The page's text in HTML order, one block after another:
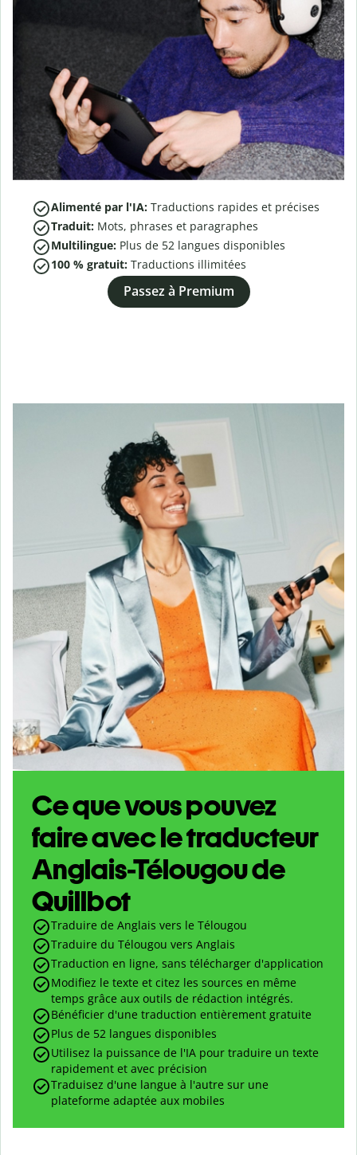
Alimenté par l'IA: Traductions rapides et précises
Traduit: Mots, phrases et paragraphes
Multilingue: Plus de 52 langues disponibles
100 % gratuit: Traductions illimitées
Passez à Premium
Ce que vous pouvez
faire avec le traducteur
Anglais-Télougou de
Quillbot
Traduire de Anglais vers le Télougou
Traduire du Télougou vers Anglais
Traduction en ligne, sans télécharger d'application
Modifiez le texte et citez les sources en même
temps grâce aux outils de rédaction intégrés.
Bénéficier d'une traduction entièrement gratuite
Plus de 52 langues disponibles
Utilisez la puissance de l'IA pour traduire un texte
rapidement et avec précision
Traduisez d'une langue à l'autre sur une
plateforme adaptée aux mobiles